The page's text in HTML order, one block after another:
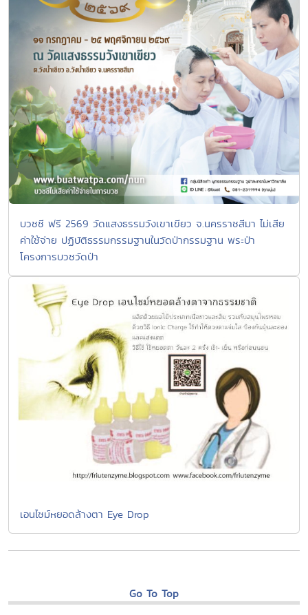
บวชชี ฟรี 2569 วัดแสงธรรมวังเขาเขียว จ.นครราชสีมา ไม่เสีย
ค่าใช้จ่าย ปฏิบัติธรรมกรรมฐานในวัดป่ากรรมฐาน พระป่า
โครงการบวชวัดป่า
เอนไซม์หยอดล้างตา Eye Drop
Go To Top